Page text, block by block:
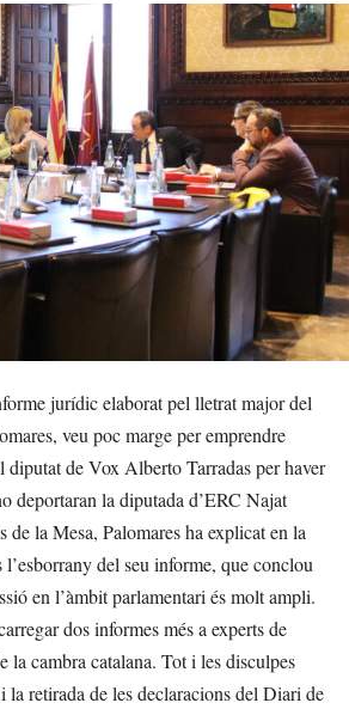
jurídic elaborat pel lletrat major del
veu poc marge per emprendre
diputat de Vox Alberto Tarradas per haver
deportaran la diputada d’ERC Najat
de la Mesa, Palomares ha explicat en la
del seu informe, que conclou
en l’àmbit parlamentari és molt ampli.
dos informes més a experts de
la cambra catalana. Tot i les disculpes
la retirada de les declaracions del Diari de